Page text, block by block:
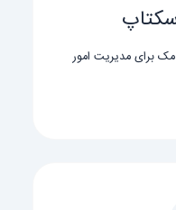
برای مدیریت امور